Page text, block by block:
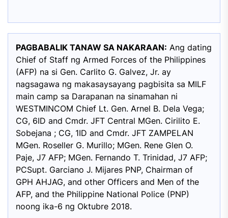
PAGBABALIK TANAW SA NAKARAAN: Ang dating
Chief of Staff ng Armed Forces of the Philippines
(AFP) na si Gen. Carlito G. Galvez, Jr. ay
nagsagawa ng makasaysayang pagbisita sa MILF
main camp sa Darapanan na sinamahan ni
WESTMINCOM Chief Lt. Gen. Arnel B. Dela Vega;
CG, 6ID and Cmdr. JFT Central MGen. Cirilito E.
Sobejana ; CG, 1ID and Cmdr. JFT ZAMPELAN
MGen. Roseller G. Murillo; MGen. Rene Glen O.
Paje, J7 AFP; MGen. Fernando T. Trinidad, J7 AFP;
PCSupt. Garciano J. Mijares PNP, Chairman of
GPH AHJAG, and other Officers and Men of the
AFP, and the Philippine National Police (PNP)
noong ika-6 ng Oktubre 2018.